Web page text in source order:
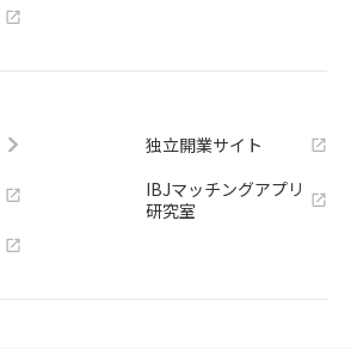
独立開業サイト
IBJマッチングアプリ
研究室